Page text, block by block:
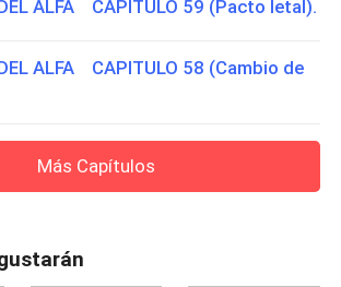
ALFA CAPITULO 59 (Pacto letal).
ALFA CAPITULO 58 (Cambio de
Más Capítulos